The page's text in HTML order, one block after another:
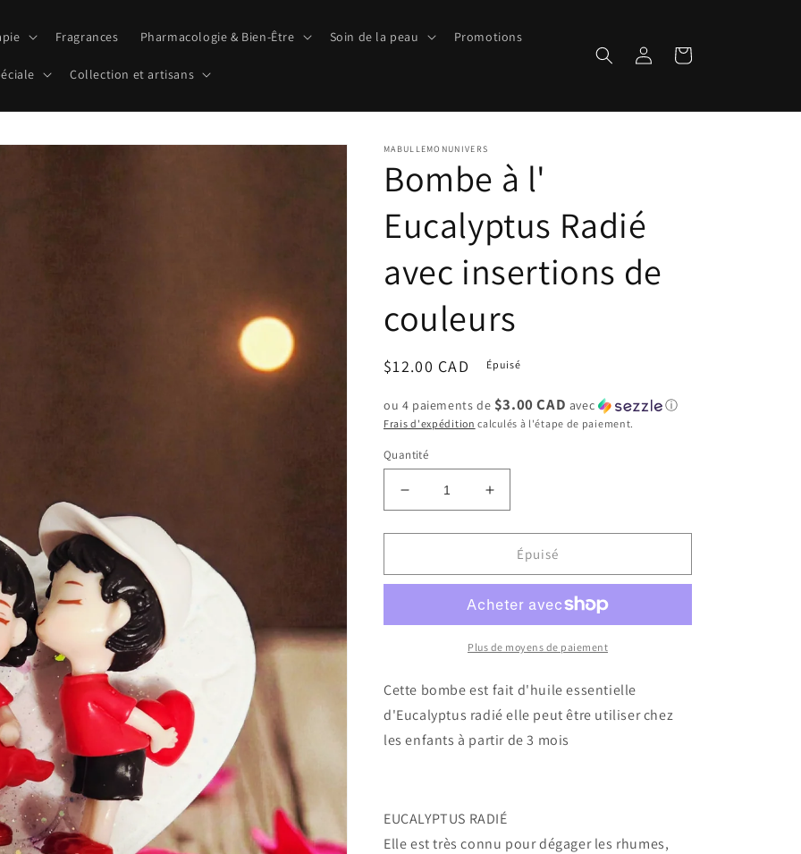
Fragrances Pharmacologie & Bien-Être Soin de la peau Promotions
Collection et artisans
Connexion Panier
MABULLEMONUNIVERS
Bombe à l'
Eucalyptus Radié
avec insertions de
couleurs
Prix
$12.00 CAD Épuisé
ou 4 paiements de $3.00 CAD avec ⓘ
Frais d'expédition calculés à l'étape de paiement.
Quantité
Réduire
la
quantité
Bombe
Eucalyptus
insertions
couleurs
Augmenter
la
quantité
Bombe
l&#39;
Eucalyptus
Radié
insertions
de
couleurs
Épuisé
Plus de moyens de paiement
Cette bombe est fait d'huile essentielle
d'Eucalyptus radié elle peut être utiliser chez
les enfants à partir de 3 mois
EUCALYPTUS RADIÉ
Elle est très connu pour dégager les rhumes,